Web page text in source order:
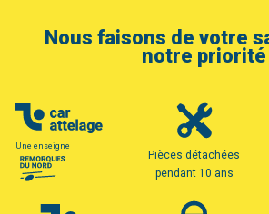
Nous faisons de votre
notre priorité
Une enseigne
Pièces détachées
pendant 10 ans